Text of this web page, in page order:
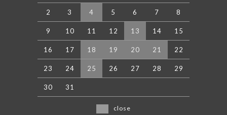
2 3 4 5 6 7 8
9 10 11 12 13 14 15
16 17 18 19 20 21 22
23 24 25 26 27 28 29
30 31
close